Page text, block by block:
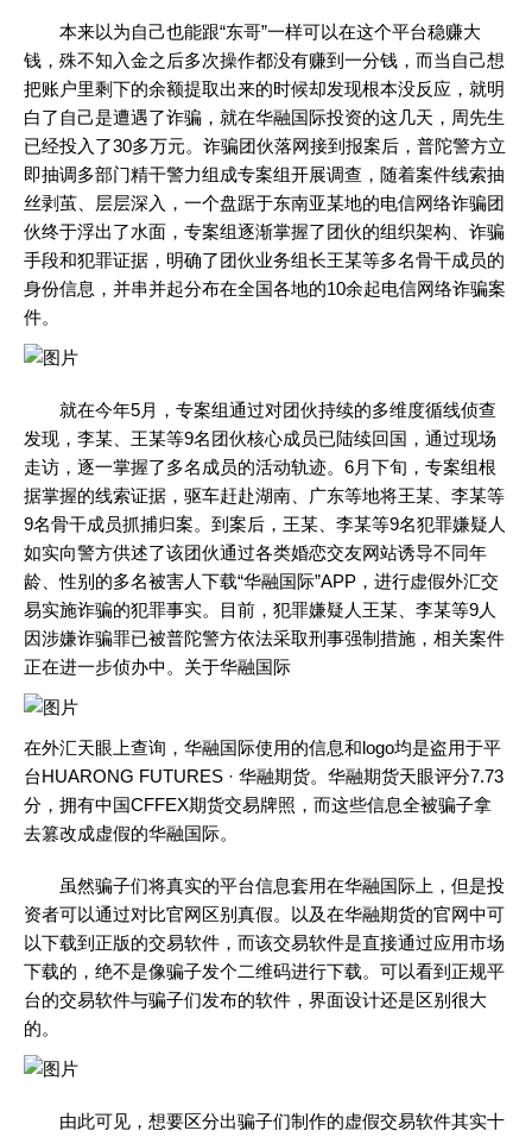
本来以为自己也能跟“东哥”一样可以在这个平台稳赚大
钱，殊不知入金之后多次操作都没有赚到一分钱，而当自己想
把账户里剩下的余额提取出来的时候却发现根本没反应，就明
白了自己是遭遇了诈骗，就在华融国际投资的这几天，周先生
已经投入了30多万元。诈骗团伙落网接到报案后，普陀警方立
即抽调多部门精干警力组成专案组开展调查，随着案件线索抽
丝剥茧、层层深入，一个盘踞于东南亚某地的电信网络诈骗团
伙终于浮出了水面，专案组逐渐掌握了团伙的组织架构、诈骗
手段和犯罪证据，明确了团伙业务组长王某等多名骨干成员的
身份信息，并串并起分布在全国各地的10余起电信网络诈骗案
件。
就在今年5月，专案组通过对团伙持续的多维度循线侦查
发现，李某、王某等9名团伙核心成员已陆续回国，通过现场
走访，逐一掌握了多名成员的活动轨迹。6月下旬，专案组根
据掌握的线索证据，驱车赶赴湖南、广东等地将王某、李某等
9名骨干成员抓捕归案。到案后，王某、李某等9名犯罪嫌疑人
如实向警方供述了该团伙通过各类婚恋交友网站诱导不同年
龄、性别的多名被害人下载“华融国际”APP，进行虚假外汇交
易实施诈骗的犯罪事实。目前，犯罪嫌疑人王某、李某等9人
因涉嫌诈骗罪已被普陀警方依法采取刑事强制措施，相关案件
正在进一步侦办中。关于华融国际
在外汇天眼上查询，华融国际使用的信息和logo均是盗用于平
台HUARONG FUTURES · 华融期货。华融期货天眼评分7.73
分，拥有中国CFFEX期货交易牌照，而这些信息全被骗子拿
去篡改成虚假的华融国际。
虽然骗子们将真实的平台信息套用在华融国际上，但是投
资者可以通过对比官网区别真假。以及在华融期货的官网中可
以下载到正版的交易软件，而该交易软件是直接通过应用市场
下载的，绝不是像骗子发个二维码进行下载。可以看到正规平
台的交易软件与骗子们发布的软件，界面设计还是区别很大
的。
由此可见，想要区分出骗子们制作的虚假交易软件其实十